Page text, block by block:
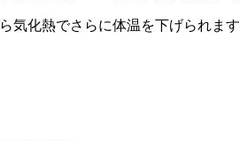
気化熱でさらに体温を下げられます